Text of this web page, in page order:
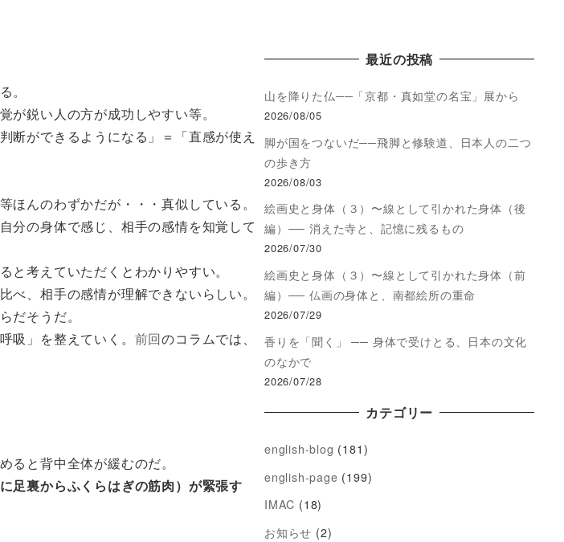
。
鋭い人の方が成功しやすい等。
断ができるようになる」＝「直感が使え
んのわずかだが・・・真似している。
分の身体で感じ、相手の感情を知覚して
考えていただくとわかりやすい。
、相手の感情が理解できないらしい。
だそうだ。
吸」を整えていく。 前回のコラムでは、
と背中全体が緩むのだ。
足裏からふくらはぎの筋肉）が緊張す
最近の投稿
山を降りた仏──「京都・真如堂の名宝」展から
2026/08/05
脚が国をつないだ──飛脚と修験道、日本人の二つ
の歩き方
2026/08/03
絵画史と身体（３）〜線として引かれた身体（後
編）── 消えた寺と、記憶に残るもの
2026/07/30
絵画史と身体（３）〜線として引かれた身体（前
編）── 仏画の身体と、南都絵所の重命
2026/07/29
香りを「聞く」 ── 身体で受けとる、日本の文化
のなかで
2026/07/28
カテゴリー
english-blog (181)
english-page (199)
IMAC (18)
お知らせ (2)